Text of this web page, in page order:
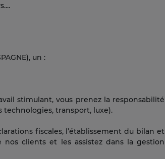
un :
stimulant, vous prenez la responsabilité
technologies, transport, luxe).
fiscales, l’établissement du bilan et
nos clients et les assistez dans la gestion